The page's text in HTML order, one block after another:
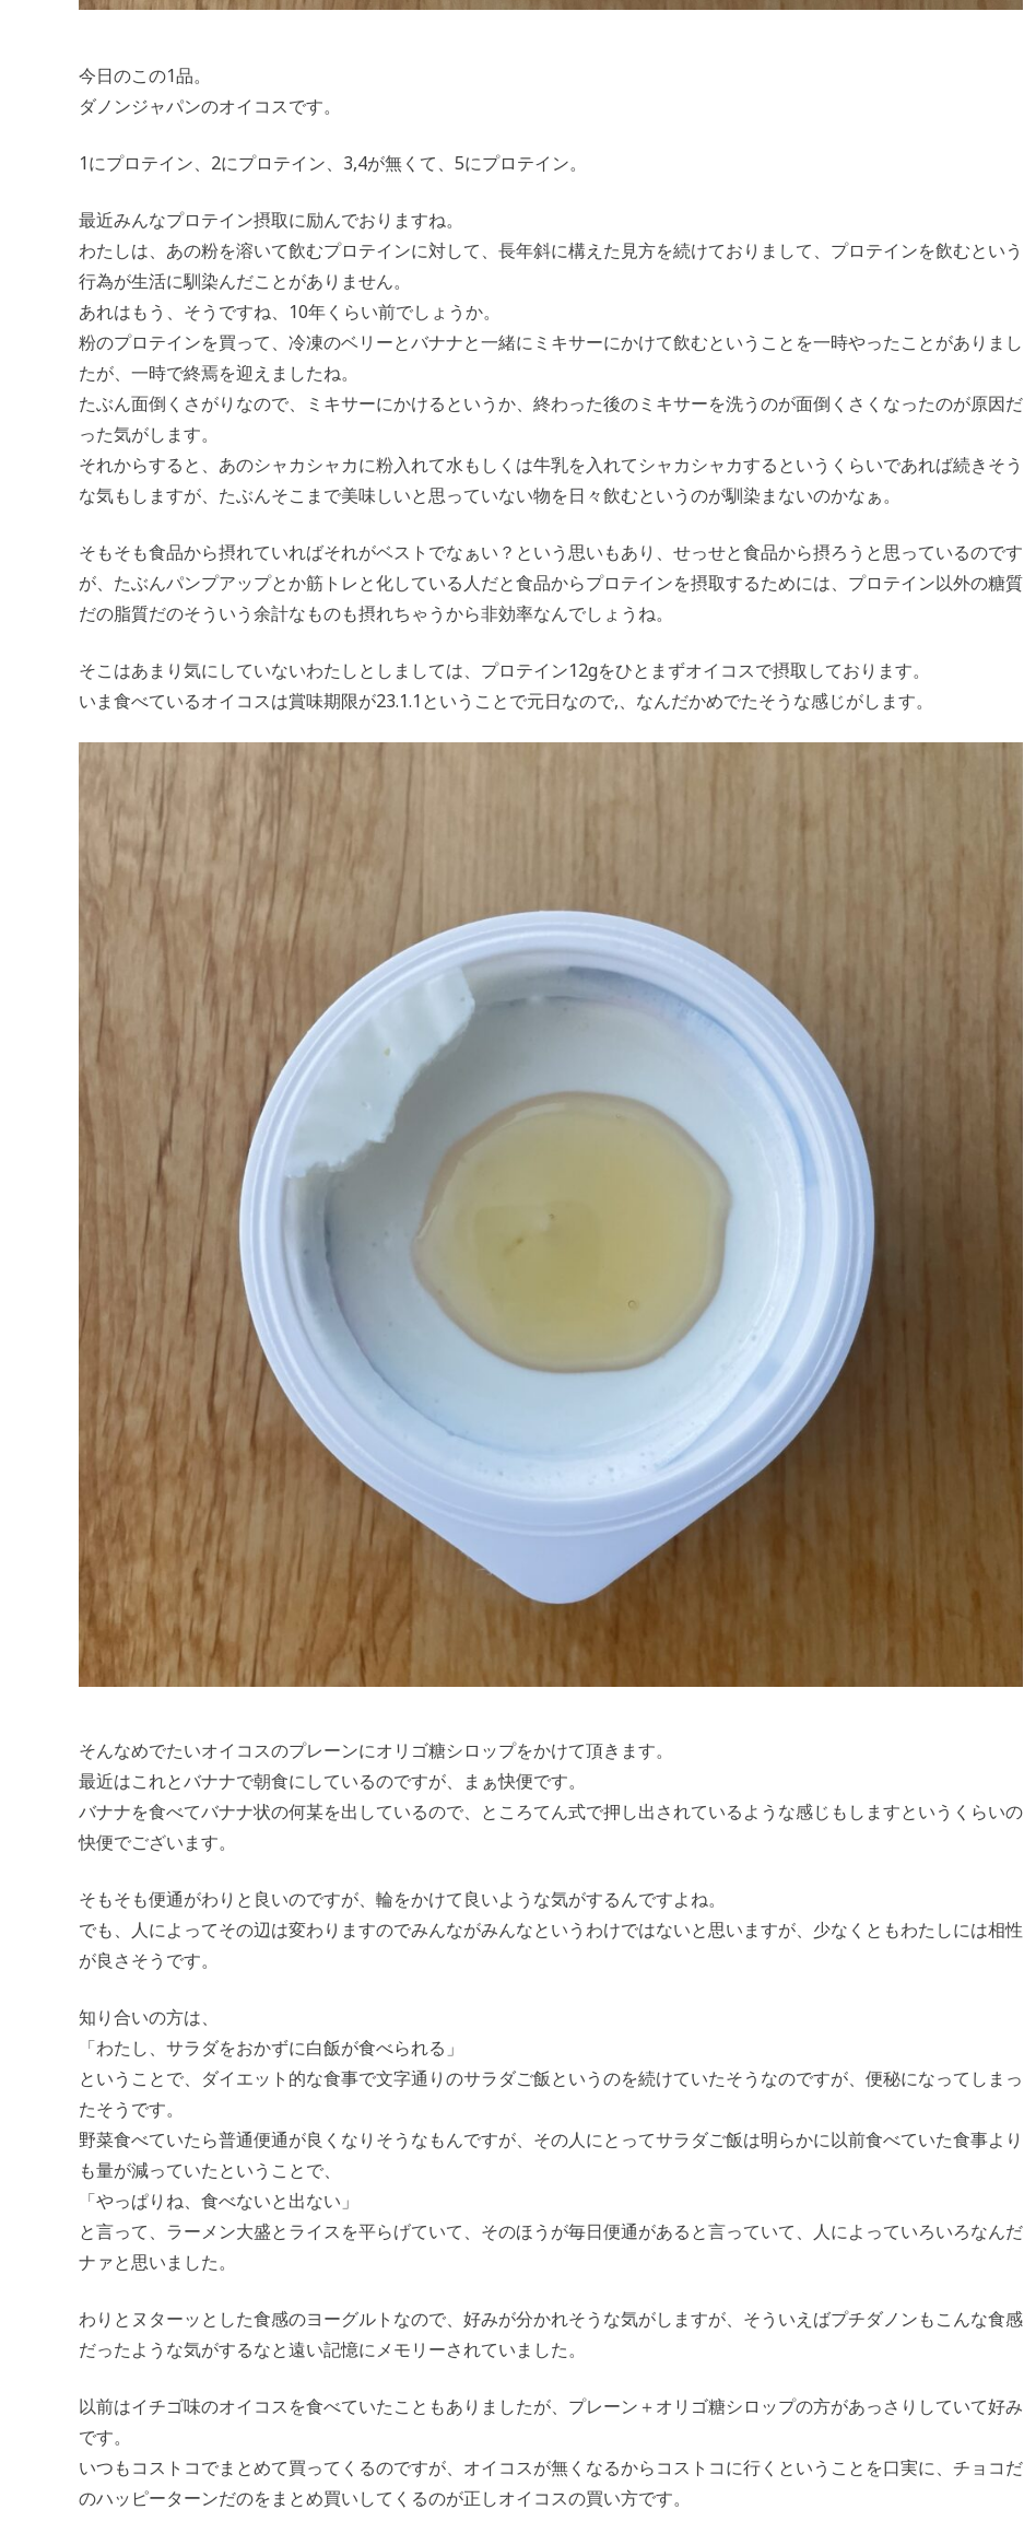
今日のこの1品。
ダノンジャパンのオイコスです。
1にプロテイン、2にプロテイン、3,4が無くて、5にプロテイン。
最近みんなプロテイン摂取に励んでおりますね。
わたしは、あの粉を溶いて飲むプロテインに対して、長年斜に構えた見方を続けておりまして、プロテインを飲むという
行為が生活に馴染んだことがありません。
あれはもう、そうですね、10年くらい前でしょうか。
粉のプロテインを買って、冷凍のベリーとバナナと一緒にミキサーにかけて飲むということを一時やったことがありまし
たが、一時で終焉を迎えましたね。
たぶん面倒くさがりなので、ミキサーにかけるというか、終わった後のミキサーを洗うのが面倒くさくなったのが原因だ
った気がします。
それからすると、あのシャカシャカに粉入れて水もしくは牛乳を入れてシャカシャカするというくらいであれば続きそう
な気もしますが、たぶんそこまで美味しいと思っていない物を日々飲むというのが馴染まないのかなぁ。
そもそも食品から摂れていればそれがベストでなぁい？という思いもあり、せっせと食品から摂ろうと思っているのです
が、たぶんパンプアップとか筋トレと化している人だと食品からプロテインを摂取するためには、プロテイン以外の糖質
だの脂質だのそういう余計なものも摂れちゃうから非効率なんでしょうね。
そこはあまり気にしていないわたしとしましては、プロテイン12gをひとまずオイコスで摂取しております。
いま食べているオイコスは賞味期限が23.1.1ということで元日なので,、なんだかめでたそうな感じがします。
そんなめでたいオイコスのプレーンにオリゴ糖シロップをかけて頂きます。
最近はこれとバナナで朝食にしているのですが、まぁ快便です。
バナナを食べてバナナ状の何某を出しているので、ところてん式で押し出されているような感じもしますというくらいの
快便でございます。
そもそも便通がわりと良いのですが、輪をかけて良いような気がするんですよね。
でも、人によってその辺は変わりますのでみんながみんなというわけではないと思いますが、少なくともわたしには相性
が良さそうです。
知り合いの方は、
「わたし、サラダをおかずに白飯が食べられる」
ということで、ダイエット的な食事で文字通りのサラダご飯というのを続けていたそうなのですが、便秘になってしまっ
たそうです。
野菜食べていたら普通便通が良くなりそうなもんですが、その人にとってサラダご飯は明らかに以前食べていた食事より
も量が減っていたということで、
「やっぱりね、食べないと出ない」
と言って、ラーメン大盛とライスを平らげていて、そのほうが毎日便通があると言っていて、人によっていろいろなんだ
ナァと思いました。
わりとヌターッとした食感のヨーグルトなので、好みが分かれそうな気がしますが、そういえばプチダノンもこんな食感
だったような気がするなと遠い記憶にメモリーされていました。
以前はイチゴ味のオイコスを食べていたこともありましたが、プレーン＋オリゴ糖シロップの方があっさりしていて好み
です。
いつもコストコでまとめて買ってくるのですが、オイコスが無くなるからコストコに行くということを口実に、チョコだ
のハッピーターンだのをまとめ買いしてくるのが正しオイコスの買い方です。